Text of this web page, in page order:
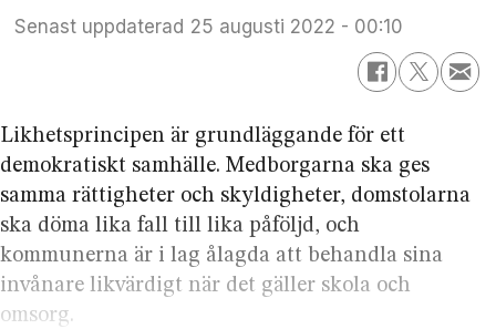
Senast uppdaterad
25 augusti 2022 - 00:10
Likhetsprincipen är grundläggande för ett
demokratiskt samhälle. Medborgarna ska ges
samma rättigheter och skyldigheter, domstolarna
ska döma lika fall till lika påföljd, och
kommunerna är i lag ålagda att behandla sina
invånare likvärdigt när det gäller skola och
omsorg.